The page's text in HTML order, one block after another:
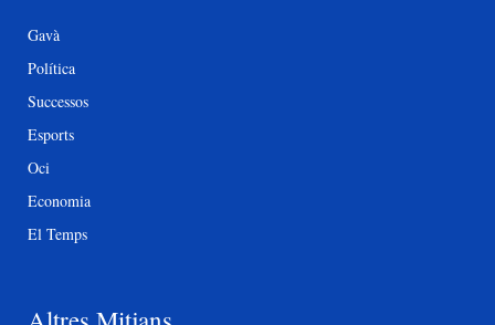
Gavà
Política
Successos
Esports
Oci
Economia
El Temps